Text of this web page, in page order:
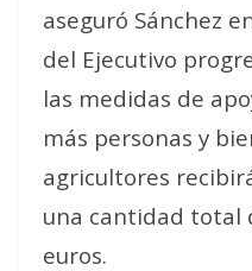
aseguró Sánchez
del Ejecutivo
las medidas de
más personas y
agricultores
una cantidad total
euros.